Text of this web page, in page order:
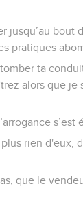
jusqu’au bout
pratiques
ta
alors que je
s’est
rien d'eux,
que le